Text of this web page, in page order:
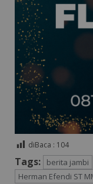
diBaca : 104
Tags: berita jambi
Herman Efendi ST